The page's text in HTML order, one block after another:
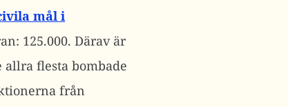
mål i
125.000. Därav är
flesta bombade
från